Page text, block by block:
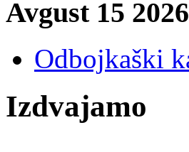
Avgust 15 2026
Odbojkaški
Izdvajamo